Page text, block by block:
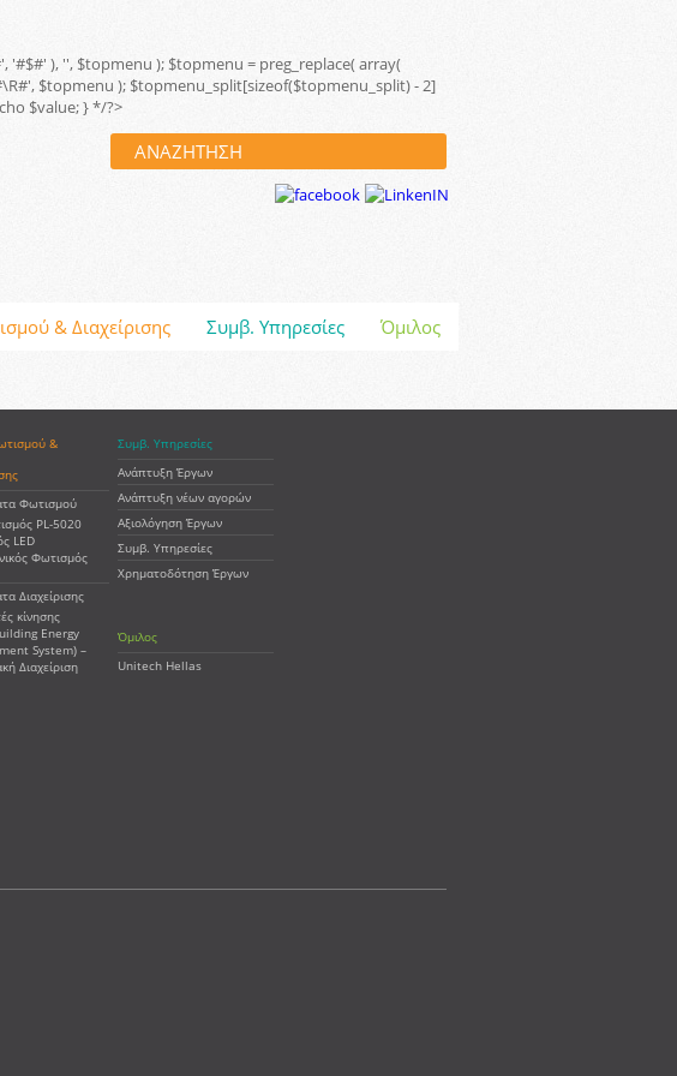
'#$#' ), '', $topmenu ); $topmenu = preg_replace( array(
$topmenu ); $topmenu_split[sizeof($topmenu_split) - 2]
$value; } */?>
& Διαχείρισης Συμβ. Υπηρεσίες Όμιλος
&
Φωτισμού
PL-5020
LED
Φωτισμός
Διαχείρισης
κίνησης
Energy
System) –
Διαχείριση
Συμβ. Υπηρεσίες
Ανάπτυξη Έργων
Ανάπτυξη νέων αγορών
Αξιολόγηση Έργων
Συμβ. Υπηρεσίες
Χρηματοδότηση Έργων
Όμιλος
Unitech Hellas